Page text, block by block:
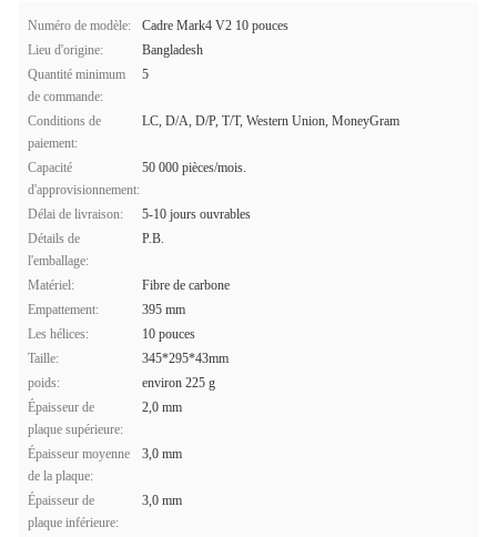
Numéro de modèle:
Cadre Mark4 V2 10 pouces
Lieu d'origine:
Bangladesh
Quantité minimum
de commande:
5
Conditions de
paiement:
LC, D/A, D/P, T/T, Western Union, MoneyGram
Capacité
d'approvisionnement:
50 000 pièces/mois.
Délai de livraison:
5-10 jours ouvrables
Détails de
l'emballage:
P.B.
Matériel:
Fibre de carbone
Empattement:
395 mm
Les hélices:
10 pouces
Taille:
345*295*43mm
poids:
environ 225 g
Épaisseur de
plaque supérieure:
2,0 mm
Épaisseur moyenne
de la plaque:
3,0 mm
Épaisseur de
plaque inférieure:
3,0 mm